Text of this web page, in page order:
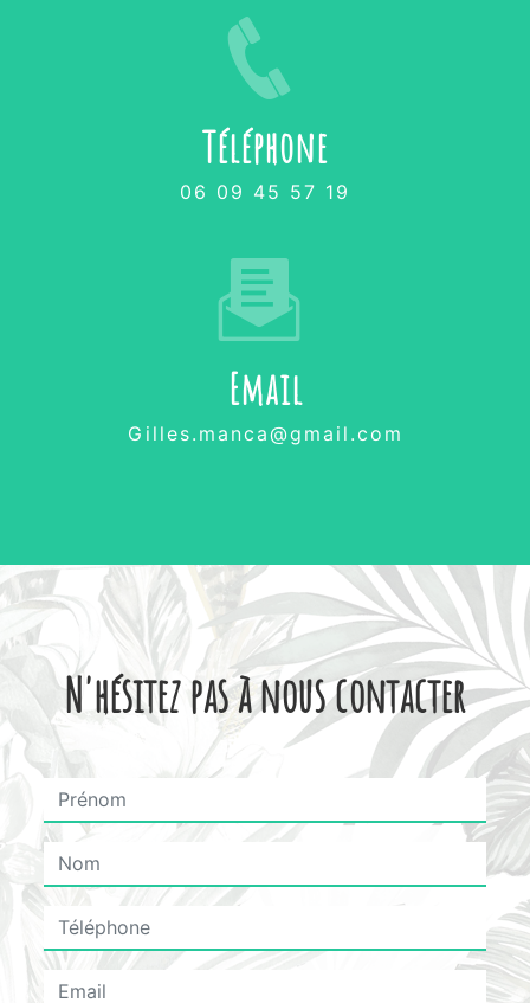
Téléphone
06 09 45 57 19
Email
gilles.manca@gmail.com
N'hésitez pas à nous contacter